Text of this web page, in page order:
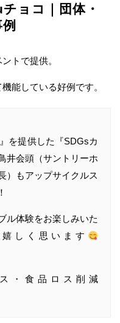
ョコ｜団体・
トで提供。
能している好例です。
を提供した『SDGsカ
井会頭（サントリーホ
）もアップサイクルス
ル体験をお楽しみいた
しく思います
・食品ロス削減